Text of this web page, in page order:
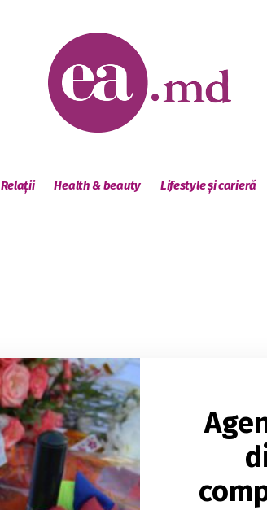
Relații Health & beauty Lifestyle și carieră